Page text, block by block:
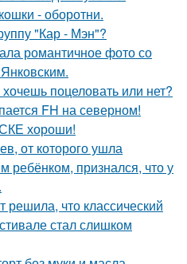
- оборотни.
"Кар - Мэн"?
романтичное фото со
поцеловать или нет?
FH на северном!
хороши!
от которого ушла
ребёнком, признался, что у
решила, что классический
стал слишком